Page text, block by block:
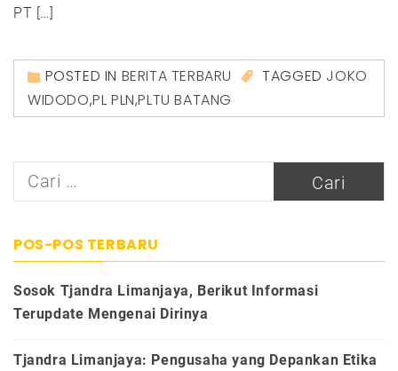
PT […]
POSTED IN BERITA TERBARU TAGGED JOKO
WIDODO,PL PLN,PLTU BATANG
Cari
POS-POS TERBARU
Sosok Tjandra Limanjaya, Berikut Informasi
Terupdate Mengenai Dirinya
Tjandra Limanjaya: Pengusaha yang Depankan Etika